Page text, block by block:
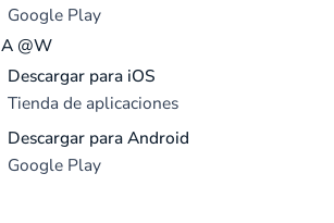
Google Play
A @W
Descargar para iOS
Tienda de aplicaciones
Descargar para Android
Google Play